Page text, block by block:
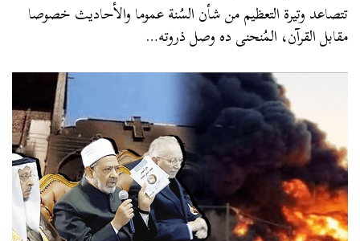
تتصاعد وتيرة التعظيم من شأن السُنة عموما والأحاديث خصوصا
مقابل القرآن، المُنحنى ده وصل ذروته…